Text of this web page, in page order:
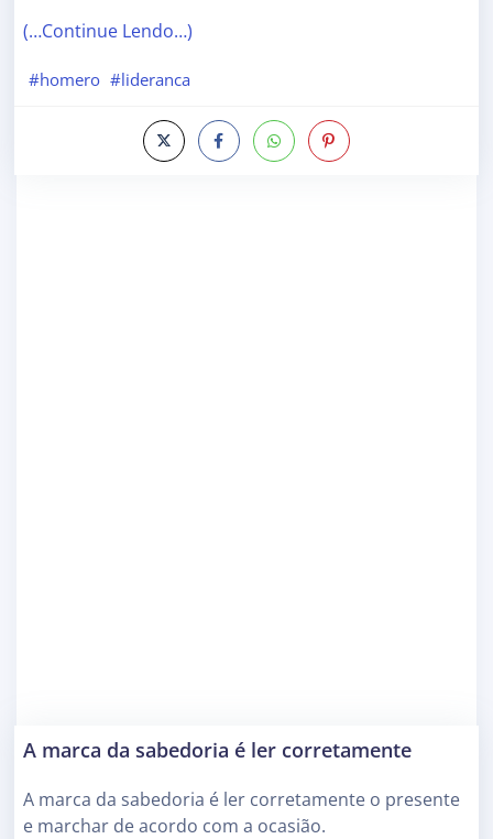
(…Continue Lendo…)
#homero #lideranca
A marca da sabedoria é ler corretamente
A marca da sabedoria é ler corretamente o presente
e marchar de acordo com a ocasião.